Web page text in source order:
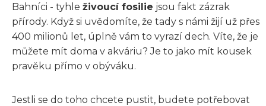
Bahníci - tyhle živoucí fosilie jsou fakt zázrak
přírody. Když si uvědomíte, že tady s námi žijí už přes
400 milionů let, úplně vám to vyrazí dech. Víte, že je
můžete mít doma v akváriu? Je to jako mít kousek
pravěku přímo v obýváku.
Jestli se do toho chcete pustit, budete potřebovat